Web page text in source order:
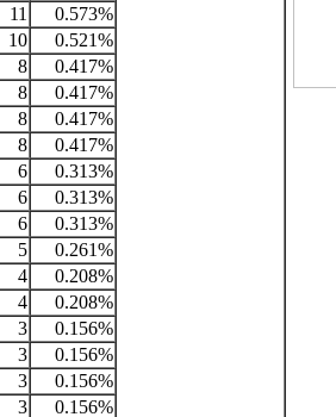
11
0.573%
10
0.521%
8
0.417%
8
0.417%
8
0.417%
8
0.417%
6
0.313%
6
0.313%
6
0.313%
5
0.261%
4
0.208%
4
0.208%
3
0.156%
3
0.156%
3
0.156%
3
0.156%